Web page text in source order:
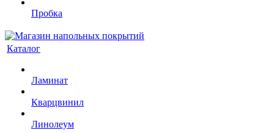
Пробка
Каталог
Ламинат
Кварцвинил
Линолеум